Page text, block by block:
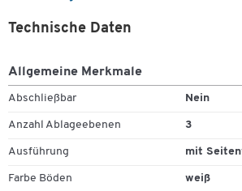
weißem Dekor
Ladefläche: B 800 x T 500 mm
Außenmaß: B 980 x T 500 mm
Etagenhöhe: 190/550/920 mm
Schiebegriffhöhe: 930 mm
Rad Ø: 125 mm
Technische Daten
Allgemeine Merkmale
Abschließbar Nein
Anzahl Ablageebenen 3
Ausführung mit
Farbe Böden weiß
Zum Zoomen